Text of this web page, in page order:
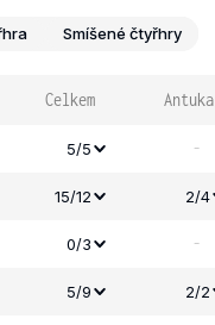
Smíšené čtyřhry
Celkem Antuka
5/5 -
15/12 2/4
0/3 -
5/9 2/2